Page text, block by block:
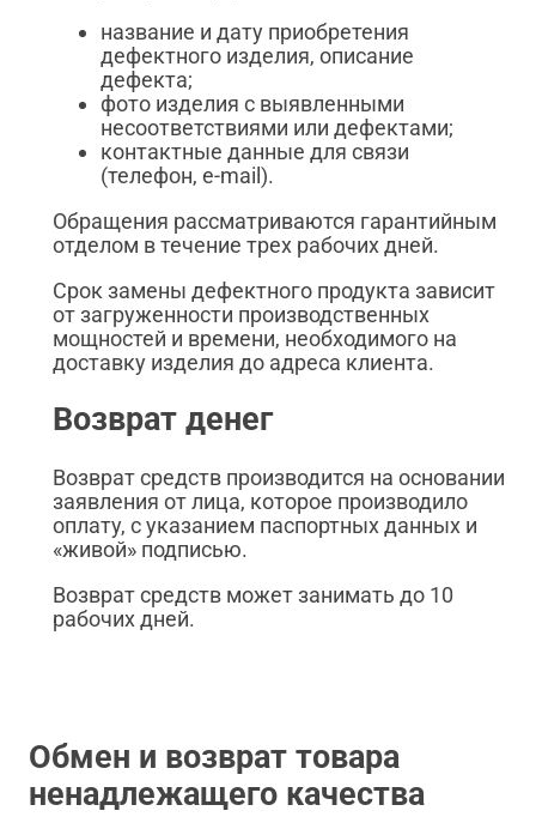
название и дату приобретения
дефектного изделия, описание
дефекта;
фото изделия с выявленными
несоответствиями или дефектами;
контактные данные для связи
(телефон, e-mail).
Обращения рассматриваются гарантийным
отделом в течение трех рабочих дней.
Срок замены дефектного продукта зависит
от загруженности производственных
мощностей и времени, необходимого на
доставку изделия до адреса клиента.
Возврат денег
Возврат средств производится на основании
заявления от лица, которое производило
оплату, с указанием паспортных данных и
«живой» подписью.
Возврат средств может занимать до 10
рабочих дней.
Обмен и возврат товара
ненадлежащего качества